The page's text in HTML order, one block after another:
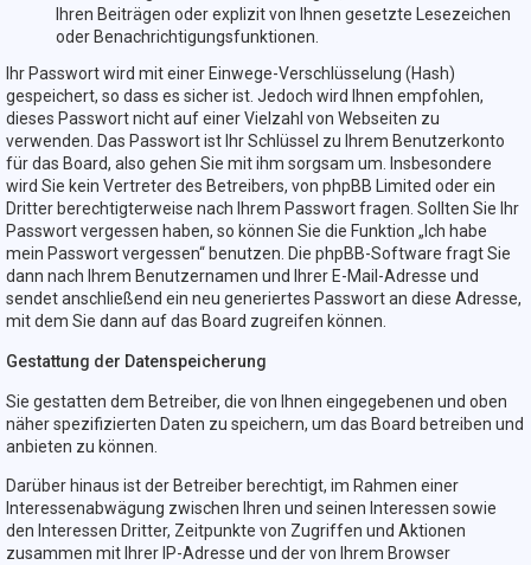
Ihren Beiträgen oder explizit von Ihnen gesetzte Lesezeichen
oder Benachrichtigungsfunktionen.
Ihr Passwort wird mit einer Einwege-Verschlüsselung (Hash)
gespeichert, so dass es sicher ist. Jedoch wird Ihnen empfohlen,
dieses Passwort nicht auf einer Vielzahl von Webseiten zu
verwenden. Das Passwort ist Ihr Schlüssel zu Ihrem Benutzerkonto
für das Board, also gehen Sie mit ihm sorgsam um. Insbesondere
wird Sie kein Vertreter des Betreibers, von phpBB Limited oder ein
Dritter berechtigterweise nach Ihrem Passwort fragen. Sollten Sie Ihr
Passwort vergessen haben, so können Sie die Funktion „Ich habe
mein Passwort vergessen“ benutzen. Die phpBB-Software fragt Sie
dann nach Ihrem Benutzernamen und Ihrer E-Mail-Adresse und
sendet anschließend ein neu generiertes Passwort an diese Adresse,
mit dem Sie dann auf das Board zugreifen können.
Gestattung der Datenspeicherung
Sie gestatten dem Betreiber, die von Ihnen eingegebenen und oben
näher spezifizierten Daten zu speichern, um das Board betreiben und
anbieten zu können.
Darüber hinaus ist der Betreiber berechtigt, im Rahmen einer
Interessenabwägung zwischen Ihren und seinen Interessen sowie
den Interessen Dritter, Zeitpunkte von Zugriffen und Aktionen
zusammen mit Ihrer IP-Adresse und der von Ihrem Browser